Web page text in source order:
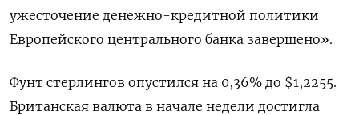
ужесточение денежно-кредитной политики
Европейского центрального банка завершено».
Фунт стерлингов опустился на 0,36% до $1,2255​.
Британская валюта в начале недели достигла